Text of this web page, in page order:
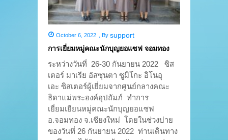
October 6, 2022 By support
การเยี่ยมหมู่คณะนักบุญยอแซฟ จอมทอง
ระหว่างวันที่ 26-30 กันยายน 2022 ซิส
เตอร์ มาเรีย อัสซุนตา ซูมิโกะ อิโนอุ
เอะ ซิสเตอร์ผู้เยี่ยมจากศูนย์กลางคณะ
ธิดาแม่พระองค์อุปถัมภ์ ทำการ
เยี่ยมเยียนหมู่คณะนักบุญยอแซฟ
อ.จอมทอง จ.เชียงใหม่ โดยในช่วงบ่าย
ของวันที่ 26 กันยายน 2022 ท่านเดินทาง